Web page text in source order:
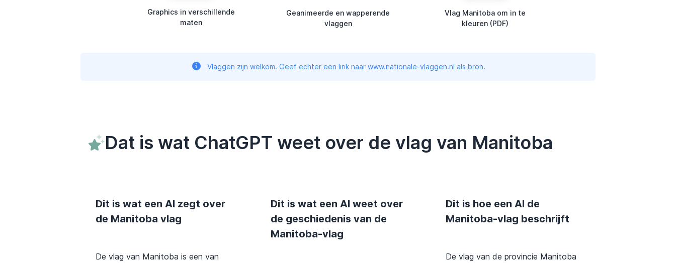
Graphics in verschillende
maten
Geanimeerde en wapperende
vlaggen
Vlag Manitoba om in te
kleuren (PDF)
Vlaggen zijn welkom. Geef echter een link naar www.nationale-vlaggen.nl als bron.
Dat is wat ChatGPT weet over de vlag van Manitoba
Dit is wat een AI zegt over
de Manitoba vlag
De vlag van Manitoba is een van
Dit is wat een AI weet over
de geschiedenis van de
Manitoba-vlag
Dit is hoe een AI de
Manitoba-vlag beschrijft
De vlag van de provincie Manitoba